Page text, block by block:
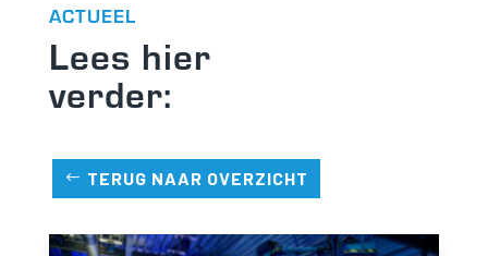
ACTUEEL
Lees hier
verder:
TERUG NAAR OVERZICHT